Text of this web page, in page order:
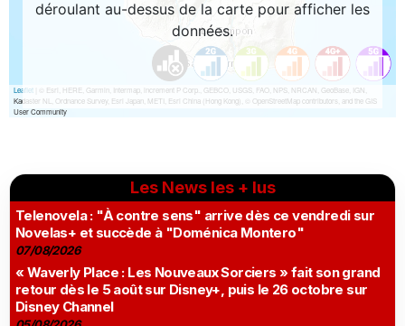
Les News les + lus
Telenovela : "À contre sens" arrive dès ce vendredi sur
Novelas+ et succède à "Doménica Montero"
07/08/2026
« Waverly Place : Les Nouveaux Sorciers » fait son grand
retour dès le 5 août sur Disney+, puis le 26 octobre sur
Disney Channel